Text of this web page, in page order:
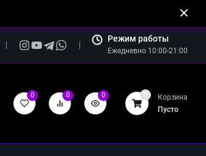
Режим работы
Ежедневно 10:00-21:00
0 0 0 0
Корзина
Пусто